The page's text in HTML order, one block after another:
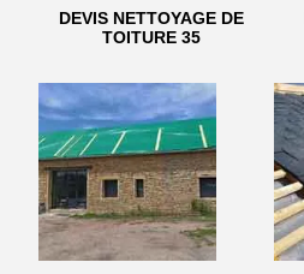
DEVIS NETTOYAGE DE
TOITURE 35